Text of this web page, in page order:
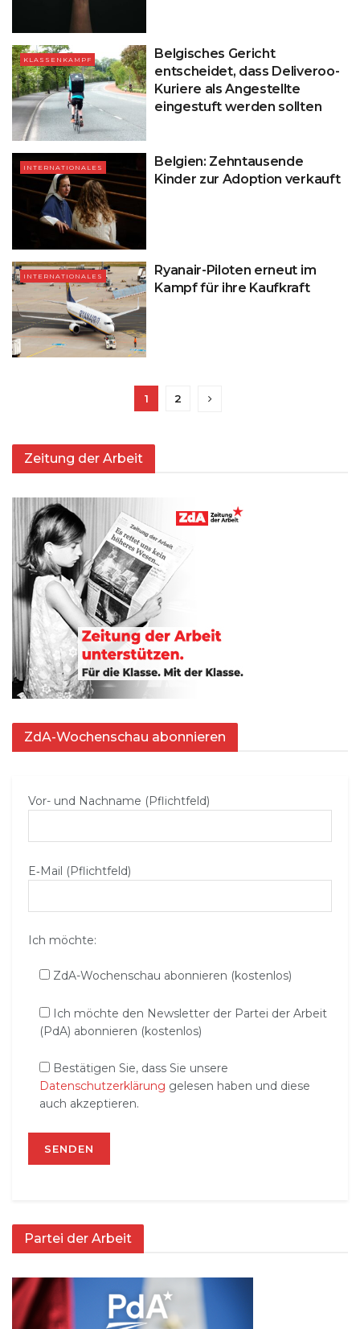
KLASSENKAMPF
Belgisches Gericht
entscheidet, dass Deliveroo-
Kuriere als Angestellte
eingestuft werden sollten
INTERNATIONALES
Belgien: Zehntausende
Kinder zur Adoption verkauft
INTERNATIONALES
Ryanair-Piloten erneut im
Kampf für ihre Kaufkraft
1 2
Zeitung der Arbeit
ZdA-Wochenschau abonnieren
Vor- und Nachname (Pflichtfeld)
E‑Mail (Pflichtfeld)
Ich möchte:
ZdA-Wochenschau abonnieren (kostenlos)
Ich möchte den Newsletter der Partei der Arbeit
(PdA) abonnieren (kostenlos)
Bestätigen Sie, dass Sie unsere
Datenschutzerklärung gelesen haben und diese
auch akzeptieren.
Partei der Arbeit